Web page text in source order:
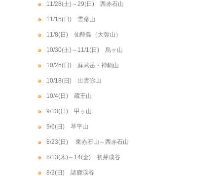
11/28(土)～29(日) 西赤石山
11/15(日) 雪彦山
11/8(日) 仙酔島（大弥山）
10/30(土)～11/1(日) 烏ヶ山
10/25(日) 蘇武岳・神鍋山
10/18(日) 出雲弥山
10/4(日) 蔵王山
9/13(日) 甲ヶ山
9/6(日) 琴平山
8/23(日) 東赤石山～西赤石山
8/13(木)～14(金) 初芽成谷
8/2(日) 諸鹿渓谷